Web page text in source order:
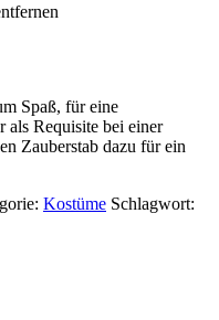
Spaß, für eine
als Requisite bei einer
Zauberstab dazu für ein
Kostüme Schlagwort: